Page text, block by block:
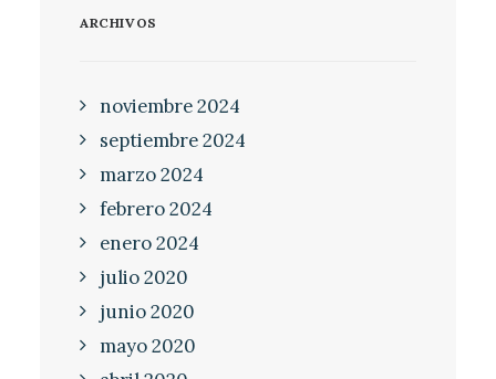
ARCHIVOS
noviembre 2024
septiembre 2024
marzo 2024
febrero 2024
enero 2024
julio 2020
junio 2020
mayo 2020